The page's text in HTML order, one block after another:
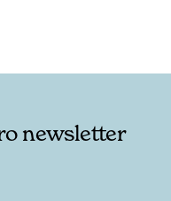
newsletter